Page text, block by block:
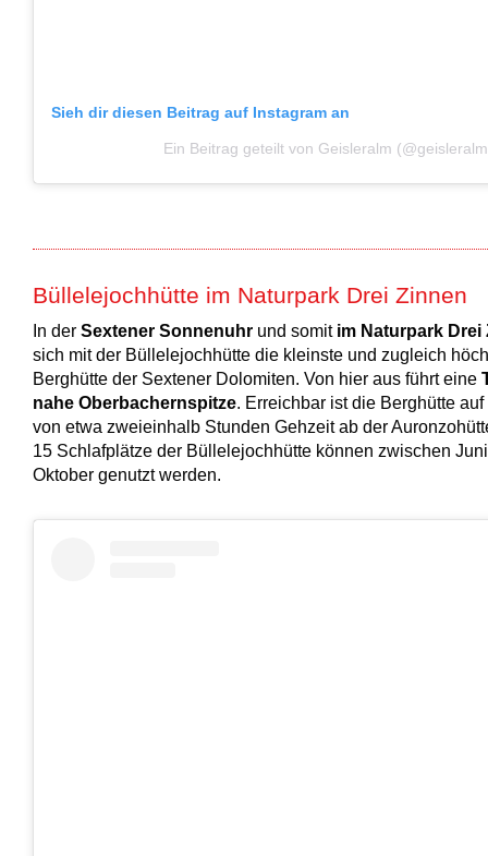
Sieh dir diesen Beitrag auf Instagram an
Ein Beitrag geteilt von Geisleralm
Büllelejochhütte im Naturpark Drei Zinnen
In der Sextener Sonnenuhr und somit im Naturpark Drei
sich mit der Büllelejochhütte die kleinste und zugleich
Berghütte der Sextener Dolomiten. Von hier aus führt eine
nahe Oberbachernspitze. Erreichbar ist die Berghütte
von etwa zweieinhalb Stunden Gehzeit ab der
15 Schlafplätze der Büllelejochhütte können zwischen
Oktober genutzt werden.